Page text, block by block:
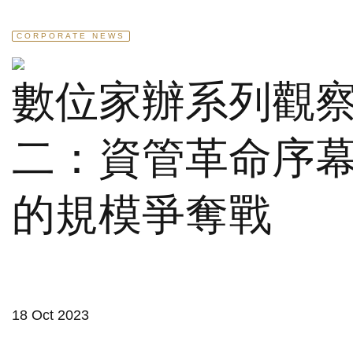
CORPORATE NEWS
數位家辦系列觀
二：資管革命序
的規模爭奪戰
18 Oct 2023